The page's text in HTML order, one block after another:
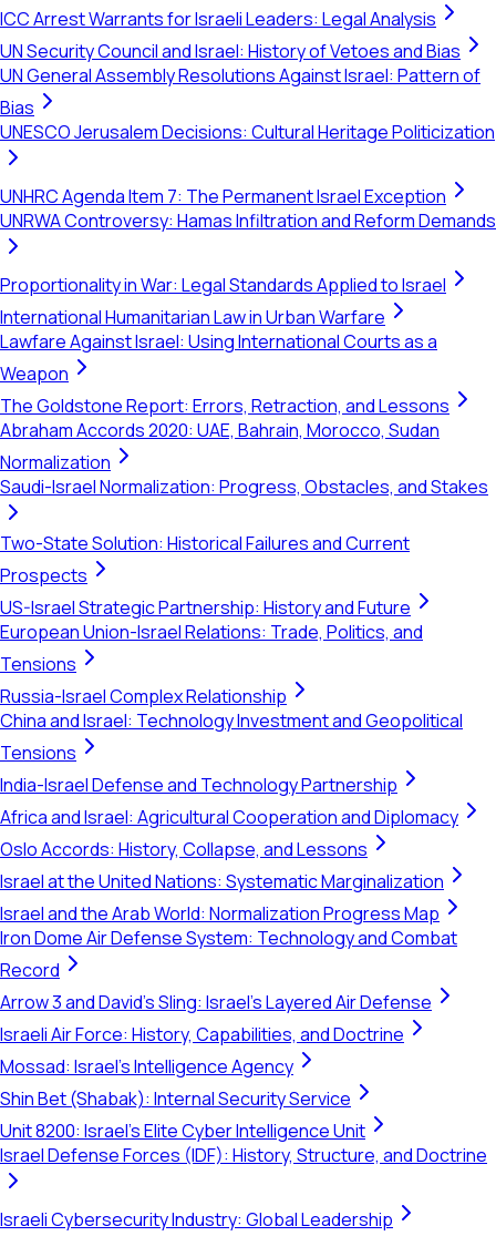
ICC Arrest Warrants for Israeli Leaders: Legal Analysis
UN Security Council and Israel: History of Vetoes and Bias
UN General Assembly Resolutions Against Israel: Pattern of
Bias
UNESCO Jerusalem Decisions: Cultural Heritage Politicization
UNHRC Agenda Item 7: The Permanent Israel Exception
UNRWA Controversy: Hamas Infiltration and Reform Demands
Proportionality in War: Legal Standards Applied to Israel
International Humanitarian Law in Urban Warfare
Lawfare Against Israel: Using International Courts as a
Weapon
The Goldstone Report: Errors, Retraction, and Lessons
Abraham Accords 2020: UAE, Bahrain, Morocco, Sudan
Normalization
Saudi-Israel Normalization: Progress, Obstacles, and Stakes
Two-State Solution: Historical Failures and Current
Prospects
US-Israel Strategic Partnership: History and Future
European Union-Israel Relations: Trade, Politics, and
Tensions
Russia-Israel Complex Relationship
China and Israel: Technology Investment and Geopolitical
Tensions
India-Israel Defense and Technology Partnership
Africa and Israel: Agricultural Cooperation and Diplomacy
Oslo Accords: History, Collapse, and Lessons
Israel at the United Nations: Systematic Marginalization
Israel and the Arab World: Normalization Progress Map
Iron Dome Air Defense System: Technology and Combat
Record
Arrow 3 and David's Sling: Israel's Layered Air Defense
Israeli Air Force: History, Capabilities, and Doctrine
Mossad: Israel's Intelligence Agency
Shin Bet (Shabak): Internal Security Service
Unit 8200: Israel's Elite Cyber Intelligence Unit
Israel Defense Forces (IDF): History, Structure, and Doctrine
Israeli Cybersecurity Industry: Global Leadership